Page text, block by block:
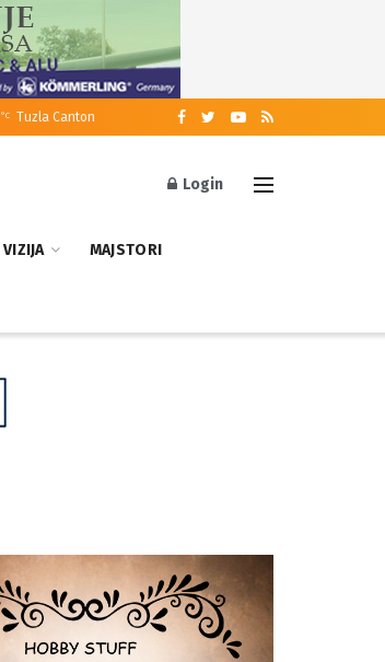
°C Tuzla Canton
Login
VIZIJA MAJSTORI